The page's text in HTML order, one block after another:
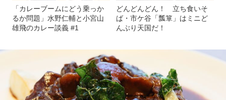
「カレーブームにどう乗っか
るか問題」水野仁輔と小宮山
雄飛のカレー談義 #1
どんどんどん！ 立ち食いそ
ば・市ケ谷「瓢箪」はミニど
んぶり天国だ！